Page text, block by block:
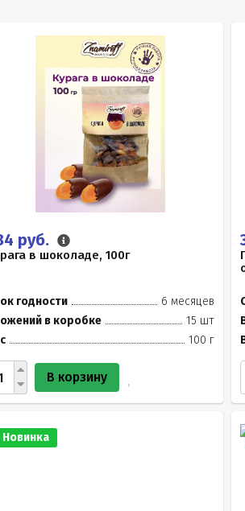
руб.
в шоколаде, 100г
годности
6 месяцев
в коробке
15 шт
100 г
В корзину
Новинка